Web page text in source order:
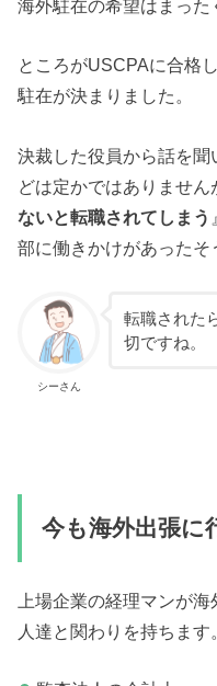
海外駐在の希望はまった
ところがUSCPAに合格
駐在が決まりました。
決裁した役員から話を
どは定かではありません
ないと転職されてしまう
部に働きかけがあったそ
シーさん
転職された
切ですね。
今も海外出張に
上場企業の経理マンが
人達と関わりを持ちます